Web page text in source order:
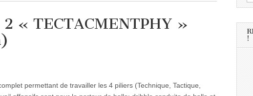
2 « TECTACMENTPHY »
permettant de travailler les 4 piliers (Technique, Tactique,
!